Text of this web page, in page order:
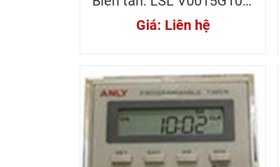
4EONN 1,5KW - 2HP 4A
Giá: Liên hệ